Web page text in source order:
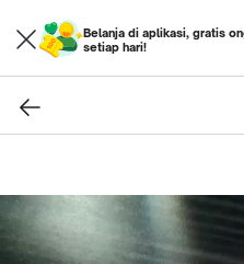
Belanja di aplikasi, gratis
setiap hari!